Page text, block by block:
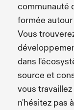
communauté
formée autour
Vous
dans
source et
vous
n'hésitez pas